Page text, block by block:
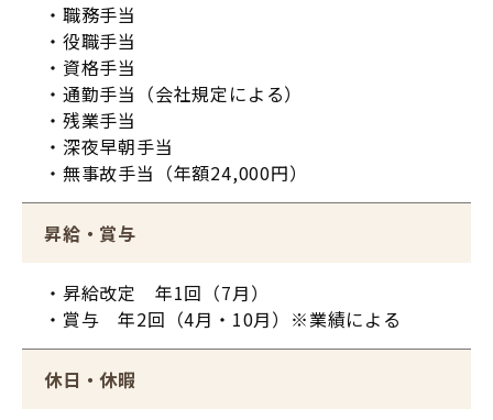
・職務手当
・役職手当
・資格手当
・通勤手当（会社規定による）
・残業手当
・深夜早朝手当
・無事故手当（年額24,000円）
昇給・賞与
・昇給改定 年1回（7月）
・賞与 年2回（4月・10月）※業績による
休日・休暇